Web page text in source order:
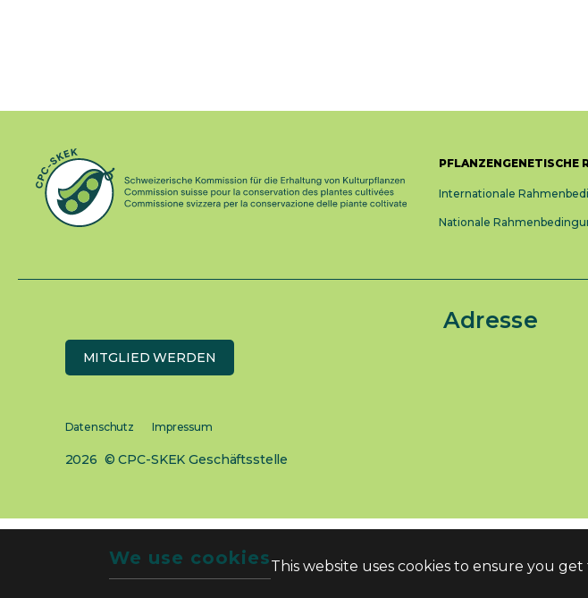
We use cookiesThis website uses cookies to ensure you
PFLANZENGENETISCHE
Internationale
Nationale
MITGLIED WERDEN
Datenschutz Impressum
2026 © CPC-SKEK Geschäftsstelle
Adresse